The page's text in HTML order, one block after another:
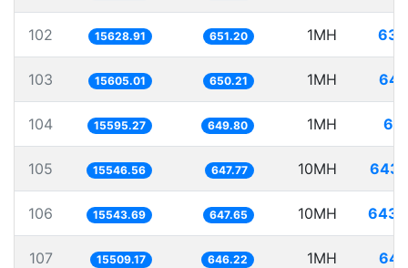
102 15628.91 651.20 1MH
103 15605.01 650.21 1MH
104 15595.27 649.80 1MH
105 15546.56 647.77 10MH
106 15543.69 647.65 10MH
107 15509.17 646.22 1MH